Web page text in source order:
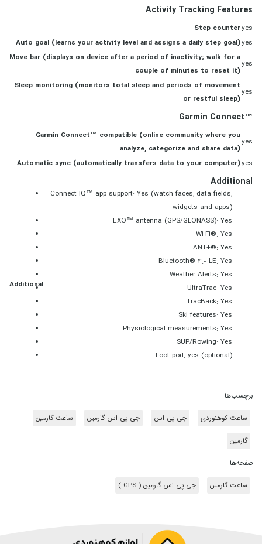
Activity Tracking Features
Step counteryes
Auto goal (learns your activity level and assigns a daily step goal)yes
Move bar (displays on device after a period of inactivity; walk for a
couple of minutes to reset it)
yes
Sleep monitoring (monitors total sleep and periods of movement
or restful sleep)
yes
Garmin Connect™
Garmin Connect™ compatible (online community where you
analyze, categorize and share data)
yes
Automatic sync (automatically transfers data to your computer)yes
Additional
Additional
Connect IQ™ app support: Yes (watch faces, data fields,
widgets and apps)
EXO™ antenna (GPS/GLONASS): Yes
Wi-Fi®: Yes
ANT+®: Yes
Bluetooth® 4.0 LE: Yes
Weather Alerts: Yes
UltraTrac: Yes
TracBack: Yes
Ski features: Yes
Physiological measurements: Yes
SUP/Rowing: Yes
Foot pod: yes (optional)
برچسب‌ها
ساعت کوهنوردی جی پی اس جی پی اس گارمین ساعت گارمین
گارمین
صفحه‌ها
ساعت گارمین جی پی اس گارمین ( GPS )